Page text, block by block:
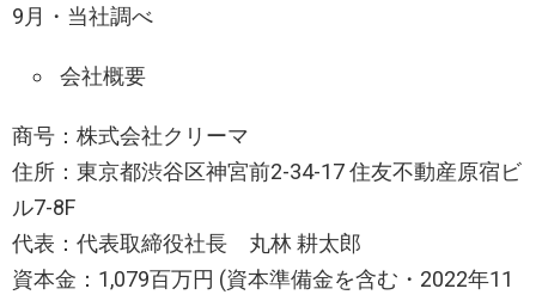
9月・当社調べ
会社概要
商号：株式会社クリーマ
住所：東京都渋谷区神宮前2-34-17 住友不動産原宿ビ
ル7-8F
代表：代表取締役社長 丸林 耕太郎
資本金：1,079百万円 (資本準備金を含む・2022年11